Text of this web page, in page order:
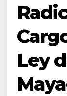
Ley